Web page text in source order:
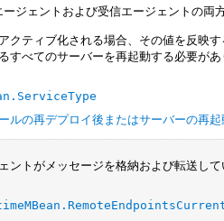
ージェントおよび受信エージェントの両
クティブ化される場合、その値を反映
すべてのサーバーを再起動する必要があ
ルの再デプロイ後またはサーバーの再起
ントがメッセージを格納および転送し